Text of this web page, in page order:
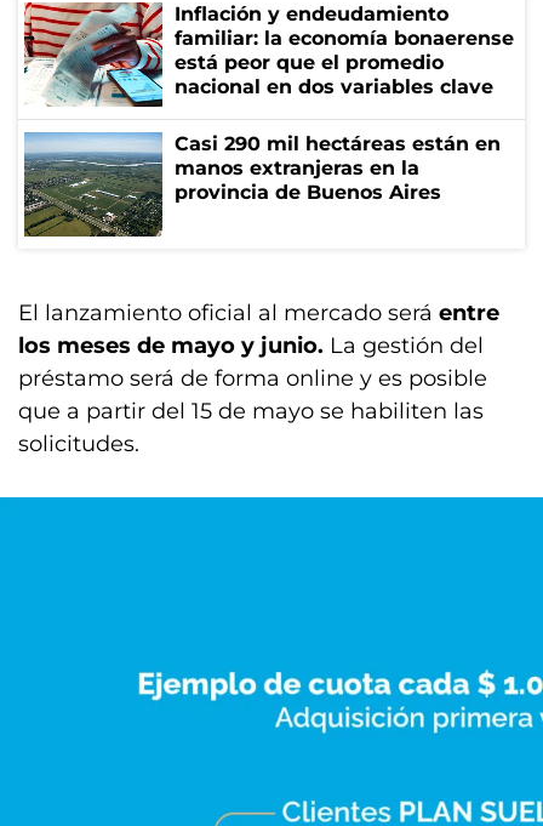
Inflación y endeudamiento
familiar: la economía bonaerense
está peor que el promedio
nacional en dos variables clave
Casi 290 mil hectáreas están en
manos extranjeras en la
provincia de Buenos Aires
El lanzamiento oficial al mercado será entre
los meses de mayo y junio. La gestión del
préstamo será de forma online y es posible
que a partir del 15 de mayo se habiliten las
solicitudes.